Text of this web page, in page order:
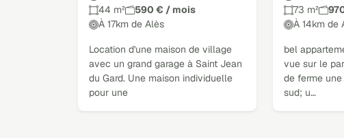
44 m²
590 € / mois
À 17km de Alès
Location d'une maison de village
avec un grand garage à Saint Jean
du Gard. Une maison individuelle
pour une
73 m²
À 14km de
bel
vue sur le
de ferme
sud; u…